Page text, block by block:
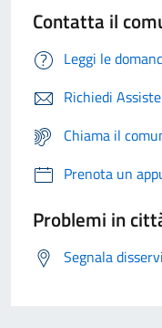
Contatta il
Leggi le
Richiedi
Chiama il
Prenota un
Problemi in
Segnala